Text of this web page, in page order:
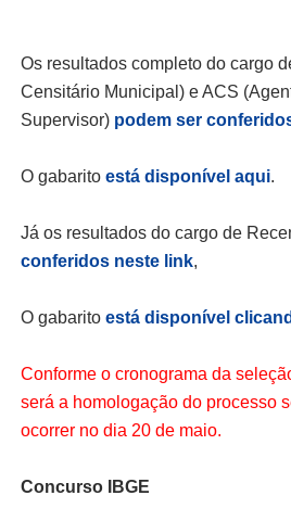
Os resultados completo do cargo
Censitário Municipal) e ACS
Supervisor) podem ser
O gabarito está disponível aqui.
Já os resultados do cargo de
conferidos neste link,
O gabarito está disponível
Conforme o cronograma da
será a homologação do processo
ocorrer no dia 20 de maio.
Concurso IBGE